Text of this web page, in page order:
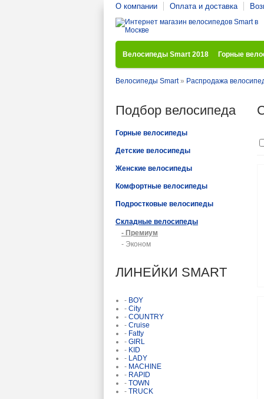
О компании Оплата и доставка
Велосипеды Smart 2018 Горные
Велосипеды Smart» Распродажа
Подбор велосипеда
Горные велосипеды
Детские велосипеды
Женские велосипеды
Комфортные велосипеды
Подростковые велосипеды
Складные велосипеды
- Премиум
- Эконом
ЛИНЕЙКИ SMART
- BOY
- City
- COUNTRY
- Cruise
- Fatty
- GIRL
- KID
- LADY
- MACHINE
- RAPID
- TOWN
- TRUCK